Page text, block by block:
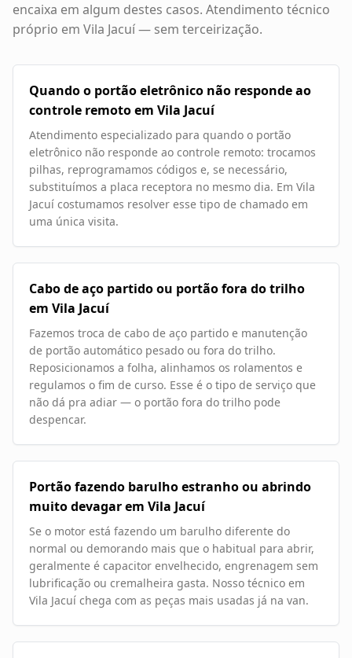
encaixa em algum destes casos. Atendimento técnico
próprio em Vila Jacuí— sem terceirização.
Quando o portão eletrônico não responde ao
controle remoto em Vila Jacuí
Atendimento especializado para quando o portão
eletrônico não responde ao controle remoto: trocamos
pilhas, reprogramamos códigos e, se necessário,
substituímos a placa receptora no mesmo dia. Em Vila
Jacuí costumamos resolver esse tipo de chamado em
uma única visita.
Cabo de aço partido ou portão fora do trilho
em Vila Jacuí
Fazemos troca de cabo de aço partido e manutenção
de portão automático pesado ou fora do trilho.
Reposicionamos a folha, alinhamos os rolamentos e
regulamos o fim de curso. Esse é o tipo de serviço que
não dá pra adiar — o portão fora do trilho pode
despencar.
Portão fazendo barulho estranho ou abrindo
muito devagar em Vila Jacuí
Se o motor está fazendo um barulho diferente do
normal ou demorando mais que o habitual para abrir,
geralmente é capacitor envelhecido, engrenagem sem
lubrificação ou cremalheira gasta. Nosso técnico em
Vila Jacuí chega com as peças mais usadas já na van.